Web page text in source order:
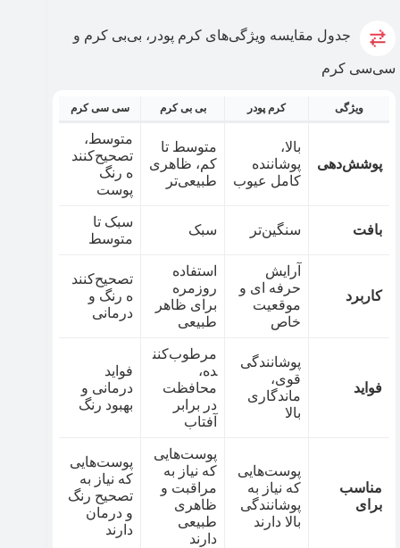
جدول مقایسه ویژگی‌های کرم پودر، بی‌بی کرم و
سی‌سی کرم
ویژگی کرم پودر بی بی کرم سی سی کرم
پوشش‌دهی
بالا،
پوشاننده‌
کامل عیوب
متوسط تا
کم، ظاهری
طبیعی‌تر
متوسط،
تصحیح‌کنند
ه رنگ
پوست
بافت سنگین‌تر سبک
سبک تا
متوسط
کاربرد
آرایش
حرفه ای و
موقعیت
خاص
استفاده
روزمره
برای ظاهر
طبیعی
تصحیح‌کنند
ه رنگ و
درمانی
فواید
پوشانندگی
قوی،
ماندگاری
بالا
مرطوب‌کنن
ده،
محافظت
در برابر
آفتاب
فواید
درمانی و
بهبود رنگ
مناسب
برای
پوست‌هایی
که نیاز به
پوشانندگی
بالا دارند
پوست‌هایی
که نیاز به
مراقبت و
ظاهری
طبیعی
دارند
پوست‌هایی
که نیاز به
تصحیح رنگ
و درمان
دارند